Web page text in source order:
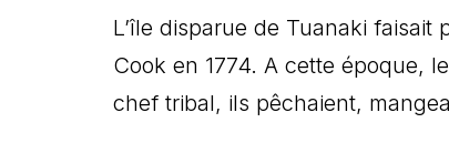
L’île disparue de Tuanaki
Cook en 1774. A cette époque,
chef tribal, ils pêchaient,